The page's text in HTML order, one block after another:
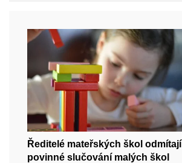
Ředitelé mateřských škol odmítají
povinné slučování malých škol